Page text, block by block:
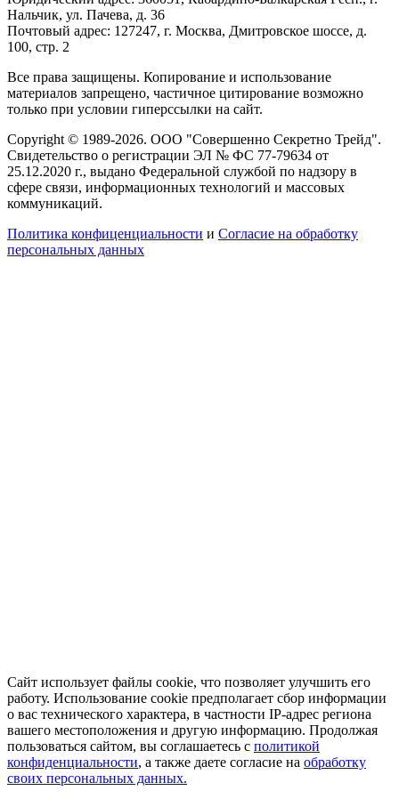
Нальчик, ул. Пачева, д. 36
Почтовый адрес: 127247, г. Москва, Дмитровское шоссе, д.
100, стр. 2
Все права защищены. Копирование и использование
материалов запрещено, частичное цитирование возможно
только при условии гиперссылки на сайт.
Copyright © 1989-2026. ООО "Совершенно Секретно Трейд".
Свидетельство о регистрации ЭЛ № ФС 77-79634 от
25.12.2020 г., выдано Федеральной службой по надзору в
сфере связи, информационных технологий и массовых
коммуникаций.
Политика конфиценциальности и Согласие на обработку
персональных данных
Сайт использует файлы cookie, что позволяет улучшить его
работу. Использование cookie предполагает сбор информации
о вас технического характера, в частности IP-адрес региона
вашего местоположения и другую информацию. Продолжая
пользоваться сайтом, вы соглашаетесь с политикой
конфиденциальности, а также даете согласие на обработку
своих персональных данных.